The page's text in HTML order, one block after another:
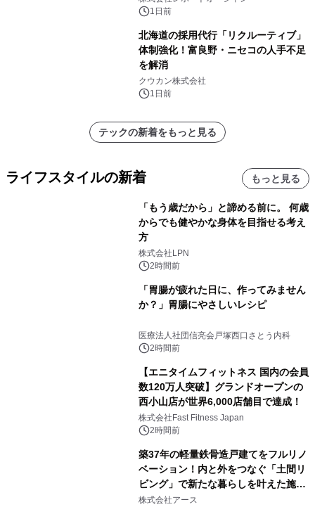
速1日前
北海道の採用代行「リクルーティブ」
体制強化！富良野・ニセコの人手不足
を解消
クウカン株式会社
1日前
テックの新着をもっと見る
ライフスタイルの新着 もっと見る
「もう歳だから」と諦める前に。 何歳
からでも健やかな身体を目指せる考え
方
株式会社LPN
2時間前
「胃腸が疲れた日に、作ってみません
か？」胃腸にやさしいレシピ
医療法人社団信亮会戸塚西口さとう内科
2時間前
【エニタイムフィットネス 国内の会員
数120万人突破】グランドオープンの
西小山店が世界6,000店舗目で達成！
株式会社Fast Fitness Japan
2時間前
築37年の軽量鉄骨造戸建てをフルリノ
ベーション！内と外をつなぐ「土間リ
ビング」で新たな暮らしを叶えた施工
事例を株式会社アースが公開
株式会社アース